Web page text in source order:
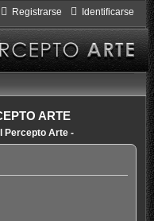
Identificarse
Registrarse
ARTE
Percepto Arte -